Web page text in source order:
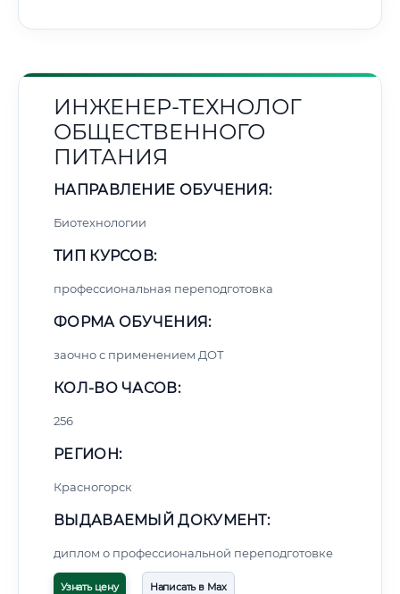
ИНЖЕНЕР-ТЕХНОЛОГ
ОБЩЕСТВЕННОГО
ПИТАНИЯ
НАПРАВЛЕНИЕ ОБУЧЕНИЯ:
Биотехнологии
ТИП КУРСОВ:
профессиональная переподготовка
ФОРМА ОБУЧЕНИЯ:
заочно с применением ДОТ
КОЛ-ВО ЧАСОВ:
256
РЕГИОН:
Красногорск
ВЫДАВАЕМЫЙ ДОКУМЕНТ:
диплом о профессиональной переподготовке
Узнать цену Написать в Max